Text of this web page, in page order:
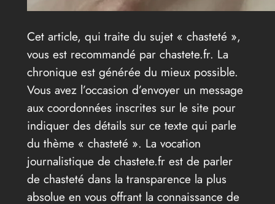
Cet article, qui traite du sujet « chasteté »,
vous est recommandé par chastete.fr. La
chronique est générée du mieux possible.
Vous avez l’occasion d’envoyer un message
aux coordonnées inscrites sur le site pour
indiquer des détails sur ce texte qui parle
du thème « chasteté ». La vocation
journalistique de chastete.fr est de parler
de chasteté dans la transparence la plus
absolue en vous offrant la connaissance de